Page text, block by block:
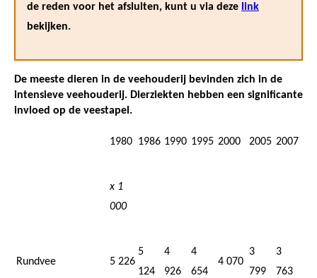
de reden voor het afsluiten, kunt u via deze link
bekijken.
De meeste dieren in de veehouderij bevinden zich in de
intensieve veehouderij. Dierziekten hebben een significante
invloed op de veestapel.
1980 1986 1990 1995 2000 2005 2007
x 1
000
Rundvee 5 226
5
124
4
926
4
654
4 070
3
799
3
763